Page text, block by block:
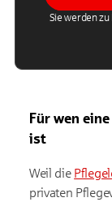
Sie werden
Für wen
ist
Weil die
privaten